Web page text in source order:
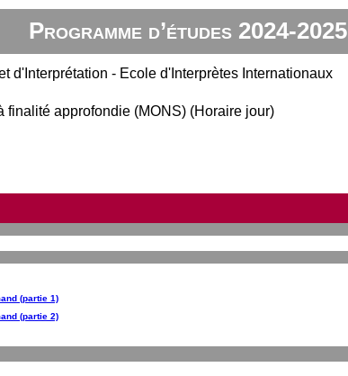
Programme d’études 2024-2025
d'Interprétation - Ecole d'Interprètes Internationaux
finalité approfondie (MONS) (Horaire jour)
(partie 1)
(partie 2)